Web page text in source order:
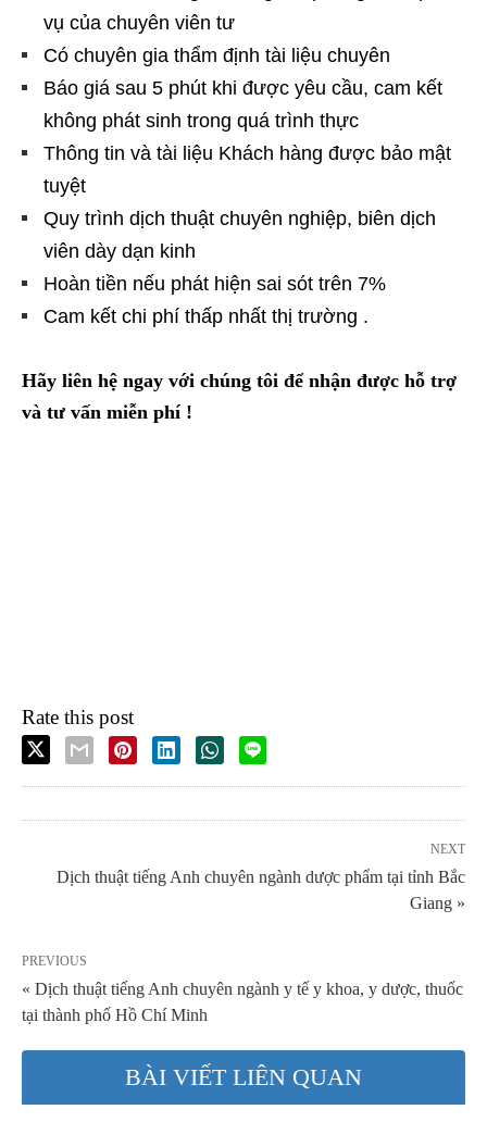
vụ của chuyên viên tư
Có chuyên gia thẩm định tài liệu chuyên
Báo giá sau 5 phút khi được yêu cầu, cam kết
không phát sinh trong quá trình thực
Thông tin và tài liệu Khách hàng được bảo mật
tuyệt
Quy trình dịch thuật chuyên nghiệp, biên dịch
viên dày dạn kinh
Hoàn tiền nếu phát hiện sai sót trên 7%
Cam kết chi phí thấp nhất thị trường .
Hãy liên hệ ngay với chúng tôi để nhận được hỗ trợ
và tư vấn miễn phí !
Rate this post
NEXT
Dịch thuật tiếng Anh chuyên ngành dược phẩm tại tỉnh Bắc
Giang »
PREVIOUS
« Dịch thuật tiếng Anh chuyên ngành y tế y khoa, y dược, thuốc
tại thành phố Hồ Chí Minh
BÀI VIẾT LIÊN QUAN